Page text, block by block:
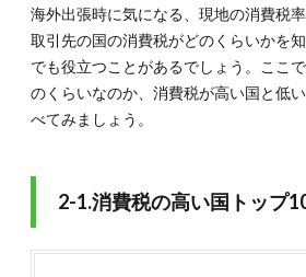
海外出張時に気になる、現地の消費税率
取引先の国の消費税がどのくらいかを
でも役立つことがあるでしょう。ここ
のくらいなのか、消費税が高い国と低
べてみましょう。
2-1.消費税の高い国トップ